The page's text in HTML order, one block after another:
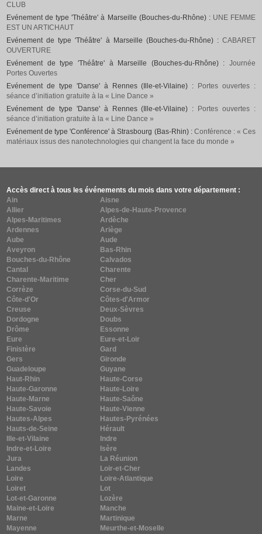
CLUB
Evénement de type 'Théâtre' à Marseille (Bouches-du-Rhône) : UNE FEMME
EST UN ARTICHAUT
Evénement de type 'Théâtre' à Marseille (Bouches-du-Rhône) : CABARET
OUVERTURE
Evénement de type 'Théâtre' à Marseille (Bouches-du-Rhône) : Journée
Portes Ouvertes
Evénement de type 'Danse' à Rennes (Ille-et-Vilaine) :
Portes ouvertes :
séance d’initiation gratuite à la « Line Dance »
Evénement de type 'Danse' à Rennes (Ille-et-Vilaine) :
Portes ouvertes :
séance d’initiation gratuite à la « Line Dance »
Evénement de type 'Conférence' à Strasbourg (Bas-Rhin) : Conférence : « Ces
matériaux issus des nanotechnologies qui changent la face du monde »
Accès direct à tous les événements du mois dans votre département :
Ain
Aisne
Allier
Alpes-de-Haute-Provence
Alpes-Maritimes
Ardèche
Ardennes
Ariège
Aube
Aude
Aveyron
Bas-Rhin
Bouches-du-Rhône
Calvados
Cantal
Charente
Charente-Maritime
Cher
Corrèze
Corse-du-Sud
Côte-d'Or
Côtes-d'Armor
Creuse
Deux-Sèvres
Dordogne
Doubs
Drôme
Essonne
Eure
Eure-et-Loir
Finistère
Gard
Gers
Gironde
Guadeloupe
Guyane
Haut-Rhin
Haute-Corse
Haute-Garonne
Haute-Loire
Haute-Marne
Haute-Saône
Haute-Savoie
Haute-Vienne
Hautes-Alpes
Hautes-Pyrénées
Hauts-de-Seine
Hérault
Ille-et-Vilaine
Indre
Indre-et-Loire
Isère
Jura
La Réunion
Landes
Loir-et-Cher
Loire
Loire-Atlantique
Loiret
Lot
Lot-et-Garonne
Lozère
Maine-et-Loire
Manche
Marne
Martinique
Mayenne
Meurthe-et-Moselle